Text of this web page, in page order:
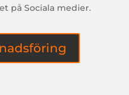
på Sociala medier.